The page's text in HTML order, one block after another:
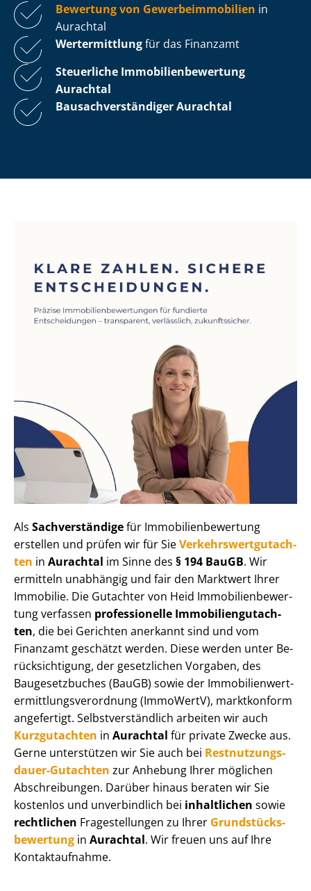
Bewertung von Ge­wer­be­im­mo­bi­li­en in
Aurachtal
Wertermittlungfür das Finanzamt
Steuerliche Im­mo­bi­li­en­be­wer­tung
Aurachtal
Bau­sach­ver­stän­di­ger Aurachtal
Als Sachverständigefür Im­mo­bi­li­en­be­wer­tung
erstellen und prüfen wir für SieVer­kehrs­wert­gut­ach­
ten in Aurachtal im Sinne des § 194 BauGB. Wir
ermitteln unabhängig und fair den Marktwert Ihrer
Immobilie. Die Gutachter von Heid Im­mo­bi­li­en­be­wer­
tung verfassen professionelle Im­mo­bi­li­en­gut­ach­
ten, die bei Gerichten anerkannt sind und vom
Finanzamt geschätzt werden. Diese werden unter Be­
rück­sich­ti­gung, der gesetzlichen Vorgaben, des
Baugesetzbuches (BauGB) sowie der Im­mo­bi­li­en­wert­
ermitt­lungs­ver­ord­nung (ImmoWertV), marktkonform
angefertigt. Selbst­ver­ständ­lich arbeiten wir auch
Kurzgutachten in Aurachtal für private Zwecke aus.
Gerne unterstützen wir Sie auch bei Rest­nut­zungs­
dau­er-Gutachten zur Anhebung Ihrer möglichen
Abschreibungen. Darüber hinaus beraten wir Sie
kostenlos und unverbindlich bei inhaltlichen sowie
rechtlichen Fragestellungen zu Ihrer Grund­stücks­
be­wer­tung in Aurachtal. Wir freuen uns auf Ihre
Kontaktaufnahme.